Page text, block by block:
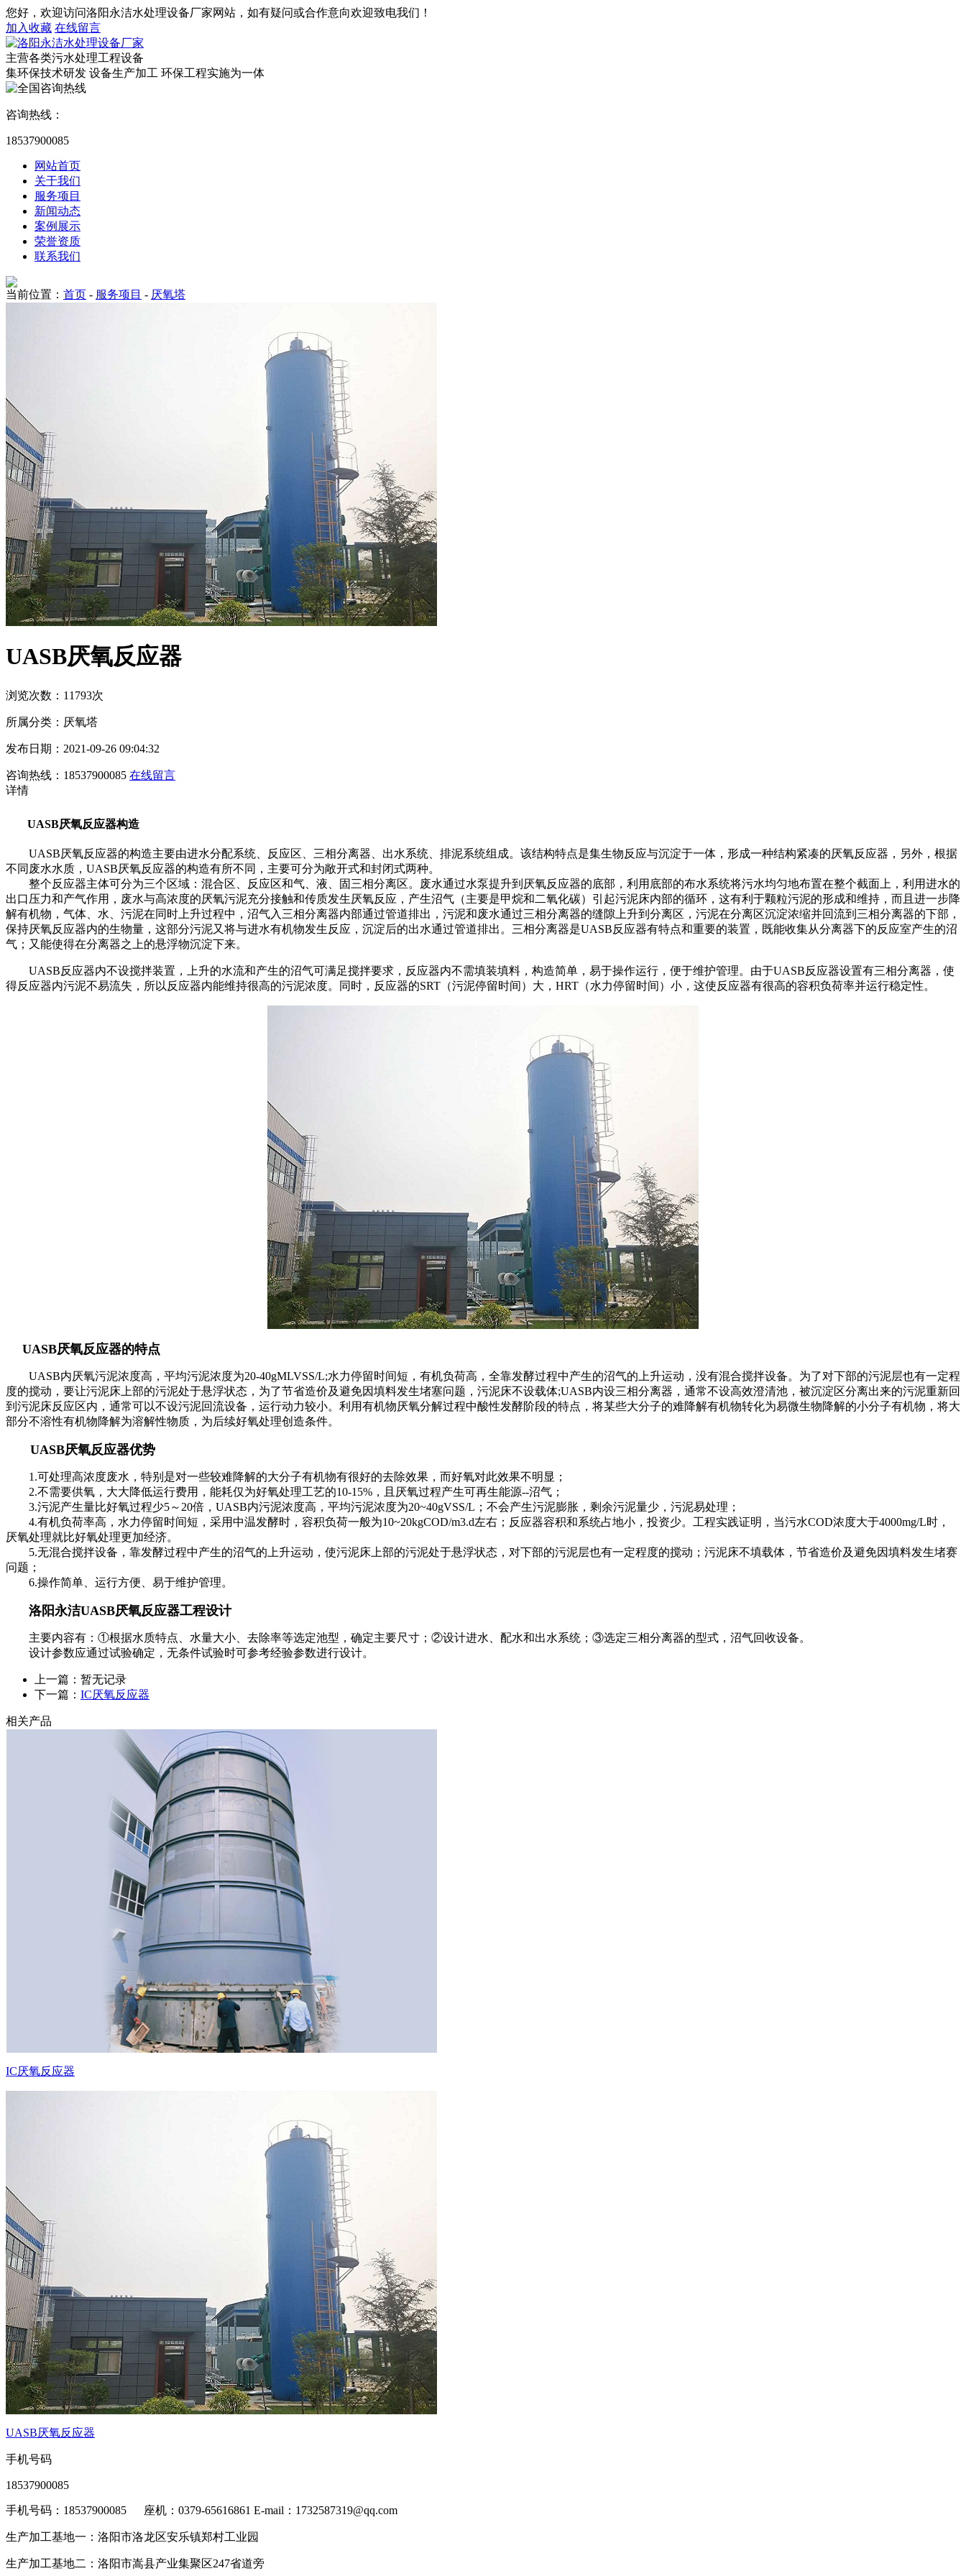
您好，欢迎访问洛阳永洁水处理设备厂家网站，如有疑问或合作意向欢迎致电我们！
加入收藏 在线留言
主营各类污水处理工程设备
集环保技术研发 设备生产加工 环保工程实施为一体
咨询热线：
18537900085
网站首页
关于我们
服务项目
新闻动态
案例展示
荣誉资质
联系我们
当前位置： 首页 - 服务项目 - 厌氧塔
UASB厌氧反应器
浏览次数：11793次
所属分类：厌氧塔
发布日期：2021-09-26 09:04:32
咨询热线：18537900085 在线留言
详情
UASB厌氧反应器构造
UASB厌氧反应器的构造主要由进水分配系统、反应区、三相分离器、出水系统、排泥系统组成。该结构特点是集生物反应与沉淀于一体，形成一种结构紧凑的厌氧反应器，另外，根据
不同废水水质，UASB厌氧反应器的构造有所不同，主要可分为敞开式和封闭式两种。
整个反应器主体可分为三个区域：混合区、反应区和气、液、固三相分离区。废水通过水泵提升到厌氧反应器的底部，利用底部的布水系统将污水均匀地布置在整个截面上，利用进水的
出口压力和产气作用，废水与高浓度的厌氧污泥充分接触和传质发生厌氧反应，产生沼气（主要是甲烷和二氧化碳）引起污泥床内部的循环，这有利于颗粒污泥的形成和维持，而且进一步降
解有机物，气体、水、污泥在同时上升过程中，沼气入三相分离器内部通过管道排出，污泥和废水通过三相分离器的缝隙上升到分离区，污泥在分离区沉淀浓缩并回流到三相分离器的下部，
保持厌氧反应器内的生物量，这部分污泥又将与进水有机物发生反应，沉淀后的出水通过管道排出。三相分离器是UASB反应器有特点和重要的装置，既能收集从分离器下的反应室产生的沼
气；又能使得在分离器之上的悬浮物沉淀下来。
UASB反应器内不设搅拌装置，上升的水流和产生的沼气可满足搅拌要求，反应器内不需填装填料，构造简单，易于操作运行，便于维护管理。由于UASB反应器设置有三相分离器，使
得反应器内污泥不易流失，所以反应器内能维持很高的污泥浓度。同时，反应器的SRT（污泥停留时间）大，HRT（水力停留时间）小，这使反应器有很高的容积负荷率并运行稳定性。
UASB厌氧反应器的特点
UASB内厌氧污泥浓度高，平均污泥浓度为20-40gMLVSS/L;水力停留时间短，有机负荷高，全靠发酵过程中产生的沼气的上升运动，没有混合搅拌设备。为了对下部的污泥层也有一定程
度的搅动，要让污泥床上部的污泥处于悬浮状态，为了节省造价及避免因填料发生堵塞问题，污泥床不设载体;UASB内设三相分离器，通常不设高效澄清池，被沉淀区分离出来的污泥重新回
到污泥床反应区内，通常可以不设污泥回流设备，运行动力较小。利用有机物厌氧分解过程中酸性发酵阶段的特点，将某些大分子的难降解有机物转化为易微生物降解的小分子有机物，将大
部分不溶性有机物降解为溶解性物质，为后续好氧处理创造条件。
UASB厌氧反应器优势
1.可处理高浓度废水，特别是对一些较难降解的大分子有机物有很好的去除效果，而好氧对此效果不明显；
2.不需要供氧，大大降低运行费用，能耗仅为好氧处理工艺的10-15%，且厌氧过程产生可再生能源--沼气；
3.污泥产生量比好氧过程少5～20倍，UASB内污泥浓度高，平均污泥浓度为20~40gVSS/L；不会产生污泥膨胀，剩余污泥量少，污泥易处理；
4.有机负荷率高，水力停留时间短，采用中温发酵时，容积负荷一般为10~20kgCOD/m3.d左右；反应器容积和系统占地小，投资少。工程实践证明，当污水COD浓度大于4000mg/L时，
厌氧处理就比好氧处理更加经济。
5.无混合搅拌设备，靠发酵过程中产生的沼气的上升运动，使污泥床上部的污泥处于悬浮状态，对下部的污泥层也有一定程度的搅动；污泥床不填载体，节省造价及避免因填料发生堵赛
问题；
6.操作简单、运行方便、易于维护管理。
洛阳永洁UASB厌氧反应器工程设计
主要内容有：①根据水质特点、水量大小、去除率等选定池型，确定主要尺寸；②设计进水、配水和出水系统；③选定三相分离器的型式，沼气回收设备。
设计参数应通过试验确定，无条件试验时可参考经验参数进行设计。
上一篇：暂无记录
下一篇： IC厌氧反应器
相关产品
IC厌氧反应器
UASB厌氧反应器
手机号码
18537900085
手机号码：18537900085 座机：0379-65616861 E-mail：1732587319@qq.com
生产加工基地一：洛阳市洛龙区安乐镇郑村工业园
生产加工基地二：洛阳市嵩县产业集聚区247省道旁